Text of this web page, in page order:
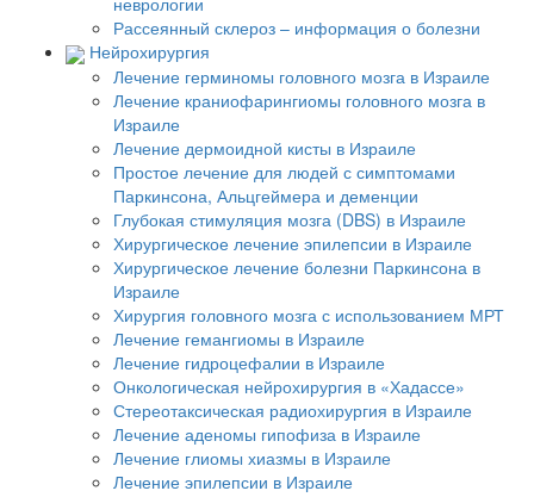
Рассеянный склероз – информация о болезни
Нейрохирургия
Лечение герминомы головного мозга в Израиле
Лечение краниофарингиомы головного мозга в
Израиле
Лечение дермоидной кисты в Израиле
Простое лечение для людей с симптомами
Паркинсона, Альцгеймера и деменции
Глубокая стимуляция мозга (DBS) в Израиле
Хирургическое лечение эпилепсии в Израиле
Хирургическое лечение болезни Паркинсона в
Израиле
Хирургия головного мозга с использованием МРТ
Лечение гемангиомы в Израиле
Лечение гидроцефалии в Израиле
Онкологическая нейрохирургия в «Хадассе»
Стереотаксическая радиохирургия в Израиле
Лечение аденомы гипофиза в Израиле
Лечение глиомы хиазмы в Израиле
Лечение эпилепсии в Израиле